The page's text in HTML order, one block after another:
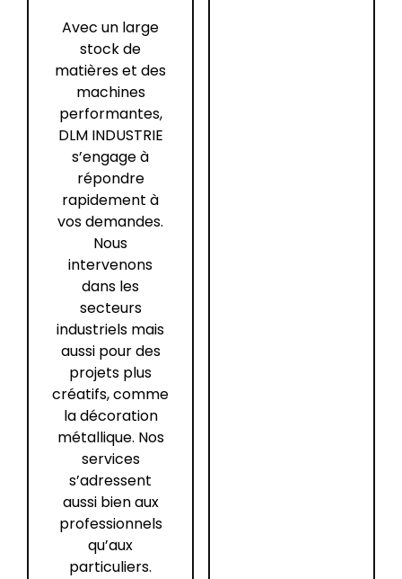
Avec un large
stock de
matières et des
machines
performantes,
DLM INDUSTRIE
s’engage à
répondre
rapidement à
vos demandes.
Nous
intervenons
dans les
secteurs
industriels mais
aussi pour des
projets plus
créatifs, comme
la décoration
métallique. Nos
services
s’adressent
aussi bien aux
professionnels
qu’aux
particuliers.